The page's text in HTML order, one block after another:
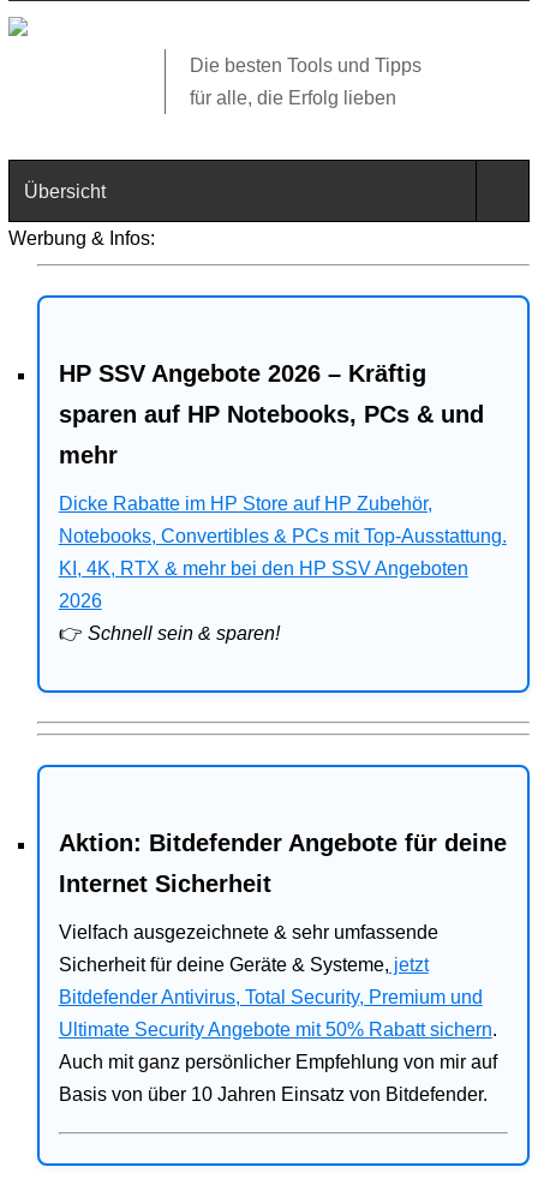
Die besten Tools und Tipps
für alle, die Erfolg lieben
Übersicht
Technik
Web
Business
Angebote
Bitdefender
Ratgeber
Werbung & Infos:
HP SSV Angebote 2026 – Kräftig
sparen auf HP Notebooks, PCs & und
mehr
Dicke Rabatte im HP Store auf HP Zubehör,
Notebooks, Convertibles & PCs mit Top-Ausstattung.
KI, 4K, RTX & mehr bei den HP SSV Angeboten
2026
👉 Schnell sein & sparen!
Aktion: Bitdefender Angebote für deine
Internet Sicherheit
Vielfach ausgezeichnete & sehr umfassende
Sicherheit für deine Geräte & Systeme, jetzt
Bitdefender Antivirus, Total Security, Premium und
Ultimate Security Angebote mit 50% Rabatt sichern.
Auch mit ganz persönlicher Empfehlung von mir auf
Basis von über 10 Jahren Einsatz von Bitdefender.